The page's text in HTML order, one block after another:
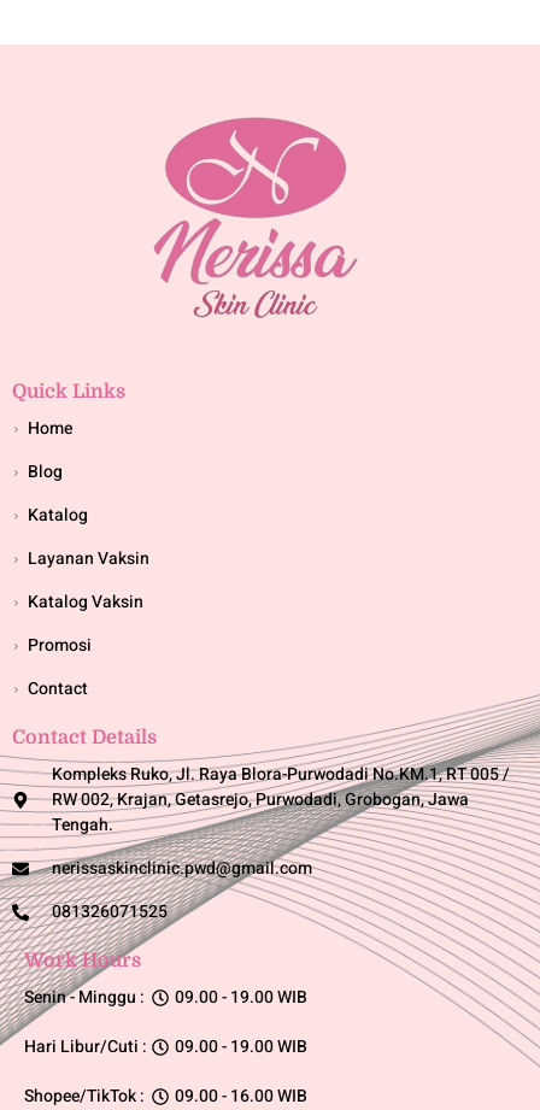
Quick Links
Home
Blog
Katalog
Layanan Vaksin
Katalog Vaksin
Promosi
Contact
Contact Details
Kompleks Ruko, Jl. Raya Blora-Purwodadi No.KM.1, RT 005 /
RW 002, Krajan, Getasrejo, Purwodadi, Grobogan, Jawa
Tengah.
nerissaskinclinic.pwd@gmail.com
081326071525
Work Hours
Senin - Minggu :
Hari Libur/Cuti :
Shopee/TikTok :
09.00 - 19.00 WIB
09.00 - 19.00 WIB
09.00 - 16.00 WIB